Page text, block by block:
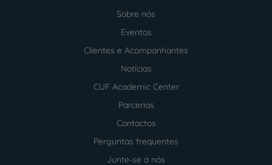
Sobre nós
Eventos
Clientes e Acompanhantes
Notícias
CUF Academic Center
Parcerias
Contactos
Perguntas frequentes
Junte-se a nós